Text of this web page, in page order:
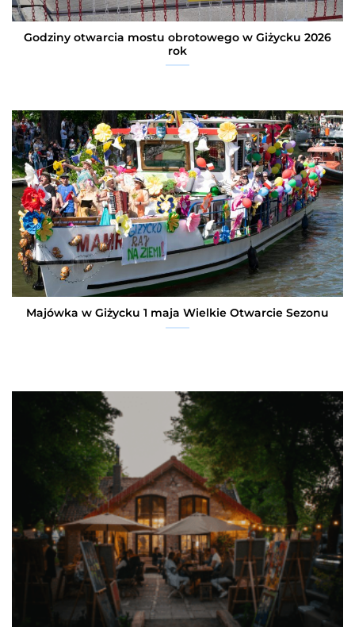
Godziny otwarcia mostu obrotowego w Giżycku 2026
rok
Majówka w Giżycku 1 maja Wielkie Otwarcie Sezonu